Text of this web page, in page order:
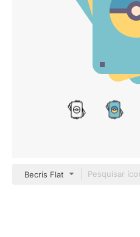
Becris Flat